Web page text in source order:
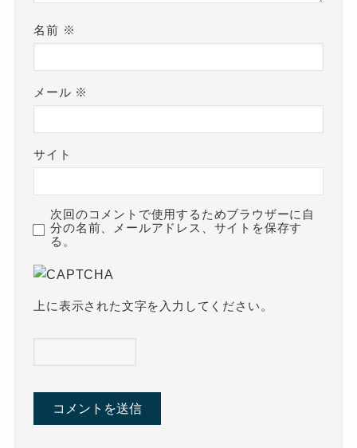
名前 ※
メール ※
サイト
次回のコメントで使用するためブラウザーに自
分の名前、メールアドレス、サイトを保存す
る。
上に表示された文字を入力してください。